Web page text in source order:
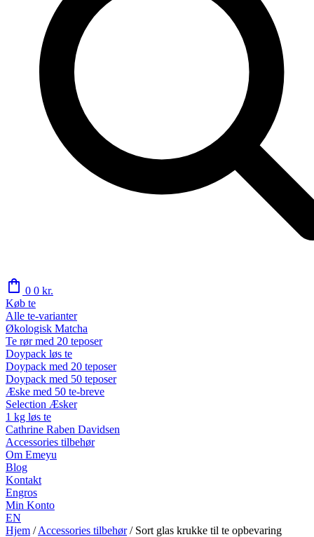
shopping_bag 0 0 kr.
Køb te
Alle te-varianter
Økologisk Matcha
Te rør med 20 teposer
Doypack løs te
Doypack med 20 teposer
Doypack med 50 teposer
Æske med 50 te-breve
Selection Æsker
1 kg løs te
Cathrine Raben Davidsen
Accessories tilbehør
Om Emeyu
Blog
Kontakt
Engros
Min Konto
EN
Hjem / Accessories tilbehør /Sort glas krukke til te opbevaring